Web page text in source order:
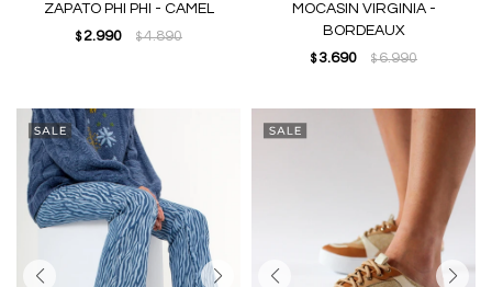
ZAPATO PHI PHI - CAMEL
$ 2.990 $4.890
MOCASIN VIRGINIA -
BORDEAUX
$ 3.690 $6.990